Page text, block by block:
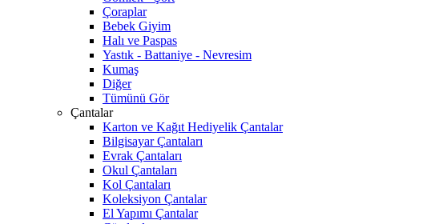
Çoraplar
Bebek Giyim
Halı ve Paspas
Yastık - Battaniye - Nevresim
Kumaş
Diğer
Tümünü Gör
Çantalar
Karton ve Kağıt Hediyelik Çantalar
Bilgisayar Çantaları
Evrak Çantaları
Okul Çantaları
Kol Çantaları
Koleksiyon Çantalar
El Yapımı Çantalar